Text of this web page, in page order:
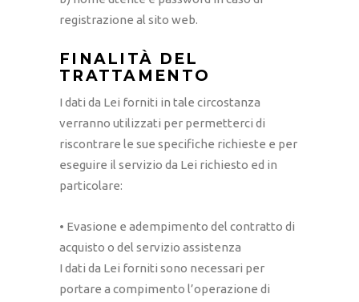
registrazione al sito web.
FINALITÀ DEL
TRATTAMENTO
I dati da Lei forniti in tale circostanza
verranno utilizzati per permetterci di
riscontrare le sue specifiche richieste e per
eseguire il servizio da Lei richiesto ed in
particolare:
• Evasione e adempimento del contratto di
acquisto o del servizio assistenza
I dati da Lei forniti sono necessari per
portare a compimento l’operazione di